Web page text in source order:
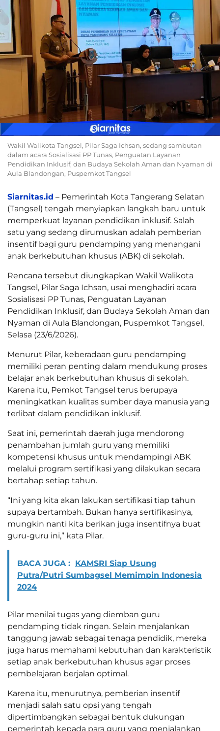
Wakil Walikota Tangsel, Pilar Saga Ichsan, sedang sambutan
dalam acara Sosialisasi PP Tunas, Penguatan Layanan
Pendidikan Inklusif, dan Budaya Sekolah Aman dan Nyaman di
Aula Blandongan, Puspemkot Tangsel
Siarnitas.id – Pemerintah Kota Tangerang Selatan
(Tangsel) tengah menyiapkan langkah baru untuk
memperkuat layanan pendidikan inklusif. Salah
satu yang sedang dirumuskan adalah pemberian
insentif bagi guru pendamping yang menangani
anak berkebutuhan khusus (ABK) di sekolah.
Rencana tersebut diungkapkan Wakil Walikota
Tangsel, Pilar Saga Ichsan, usai menghadiri acara
Sosialisasi PP Tunas, Penguatan Layanan
Pendidikan Inklusif, dan Budaya Sekolah Aman dan
Nyaman di Aula Blandongan, Puspemkot Tangsel,
Selasa (23/6/2026).
Menurut Pilar, keberadaan guru pendamping
memiliki peran penting dalam mendukung proses
belajar anak berkebutuhan khusus di sekolah.
Karena itu, Pemkot Tangsel terus berupaya
meningkatkan kualitas sumber daya manusia yang
terlibat dalam pendidikan inklusif.
Saat ini, pemerintah daerah juga mendorong
penambahan jumlah guru yang memiliki
kompetensi khusus untuk mendampingi ABK
melalui program sertifikasi yang dilakukan secara
bertahap setiap tahun.
“Ini yang kita akan lakukan sertifikasi tiap tahun
supaya bertambah. Bukan hanya sertifikasinya,
mungkin nanti kita berikan juga insentifnya buat
guru-guru ini,” kata Pilar.
BACA JUGA : KAMSRI Siap Usung
Putra/Putri Sumbagsel Memimpin Indonesia
2024
Pilar menilai tugas yang diemban guru
pendamping tidak ringan. Selain menjalankan
tanggung jawab sebagai tenaga pendidik, mereka
juga harus memahami kebutuhan dan karakteristik
setiap anak berkebutuhan khusus agar proses
pembelajaran berjalan optimal.
Karena itu, menurutnya, pemberian insentif
menjadi salah satu opsi yang tengah
dipertimbangkan sebagai bentuk dukungan
pemerintah kepada para guru yang menjalankan